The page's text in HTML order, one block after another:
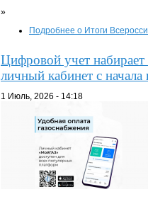
»
Подробнее о Итоги
Цифровой учет
личный кабинет с начала
1 Июль, 2026 - 14:18